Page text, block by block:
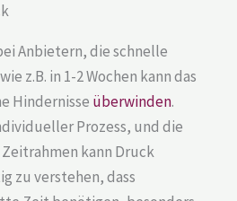
Anbietern, die schnelle
z.B. in 1-2 Wochen kann das
Hindernisse überwinden.
Prozess, und die
kann Druck
zu verstehen, dass